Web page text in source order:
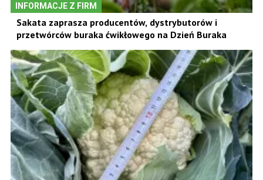
INFORMACJE Z FIRM
Sakata zaprasza producentów, dystrybutorów i
przetwórców buraka ćwikłowego na Dzień Buraka